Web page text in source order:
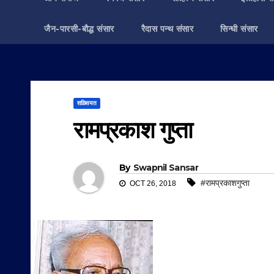
जैन-पारसी-बौद्ध संसार रैदास पन्थ संसार सिन्धी संसार
शख़्सियत
रामप्रकाश गुप्ता
By Swapnil Sansar
OCT 26, 2018 #रामप्रकाशगुप्ता